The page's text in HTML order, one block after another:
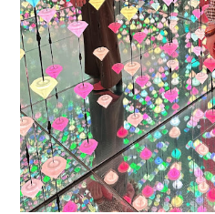
pauzeknop duw, want Sprinkles on
Dat blijft ...